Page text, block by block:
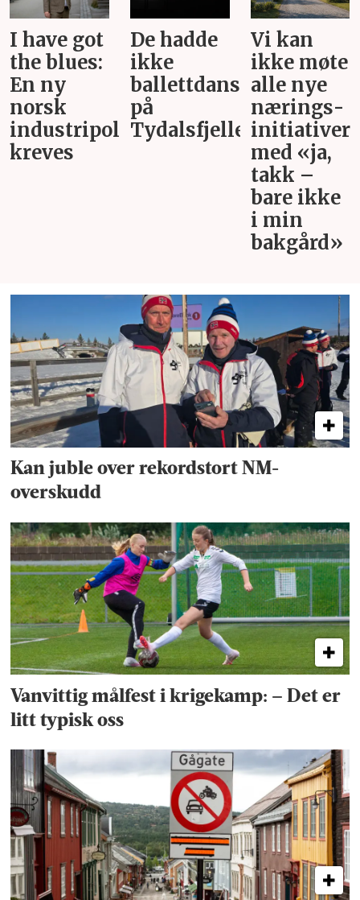
I have got
the blues:
En ny
norsk
industripolitikk
kreves
De hadde
ikke
ballettdansere
på
Tydalsfjellet
Vi kan
ikke møte
alle nye
nærings­
initiativer
med «ja,
takk –
bare ikke
i min
bakgård»
Kan juble over rekordstort NM-
overskudd
Vanvittig målfest i krigekamp: – Det er
litt typisk oss